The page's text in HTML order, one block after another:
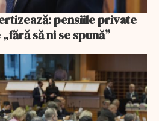
să ni se spună”